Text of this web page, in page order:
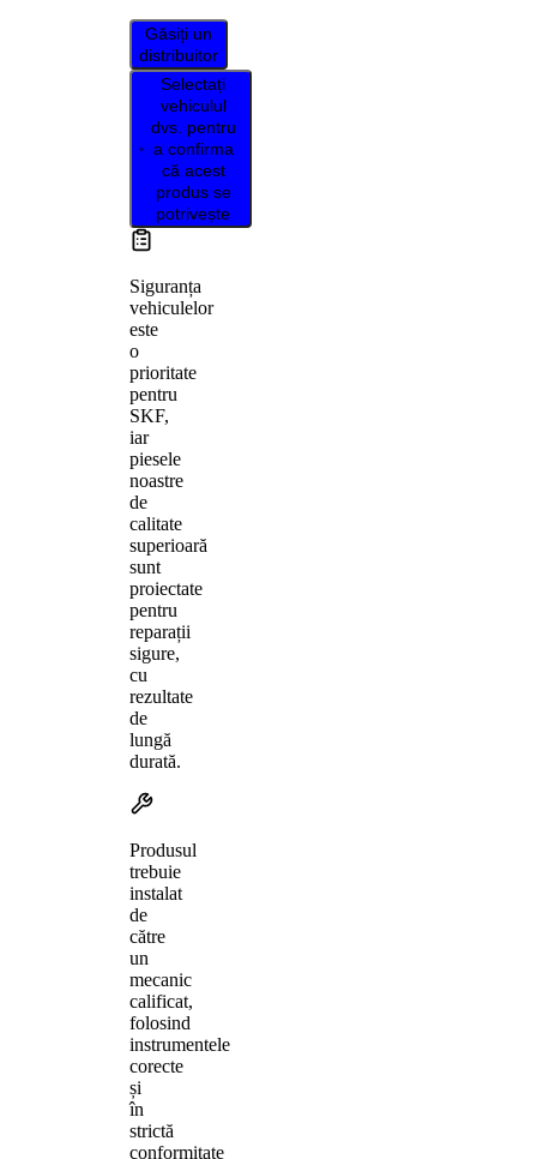
Găsiți un
distribuitor
Selectați
vehiculul
dvs. pentru
a confirma
că acest
produs se
potrivește
Siguranța
vehiculelor
este
o
prioritate
pentru
SKF,
iar
piesele
noastre
de
calitate
superioară
sunt
proiectate
pentru
reparații
sigure,
cu
rezultate
de
lungă
durată.
Produsul
trebuie
instalat
de
către
un
mecanic
calificat,
folosind
instrumentele
corecte
și
în
strictă
conformitate